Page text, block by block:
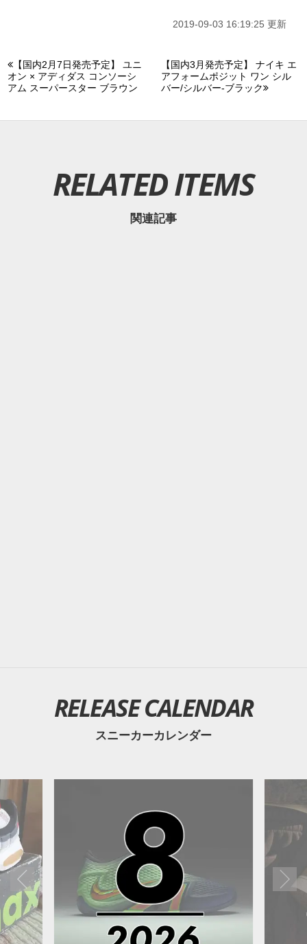
2019-09-03 16:19:25 更新
【国内2月7日発売予定】 ユニ
オン × アディダス コンソーシ
アム スーパースター ブラウン
【国内3月発売予定】 ナイキ エ
アフォームポジット ワン シル
バー/シルバー-ブラック
RELATED ITEMS
関連記事
RELEASE CALENDAR
スニーカーカレンダー